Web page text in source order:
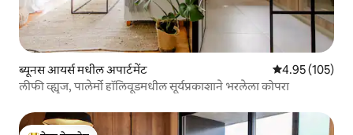
ब्यूनस आयर्स मधील अपार्टमेंट 5 पैकी 4.95
4.95 (105)
लीफी व्ह्यूज, पालेर्मो हॉलिवूडमधील सूर्यप्रकाशाने भरलेला कोपरा